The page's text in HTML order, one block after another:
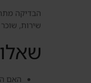
שירות,
האם